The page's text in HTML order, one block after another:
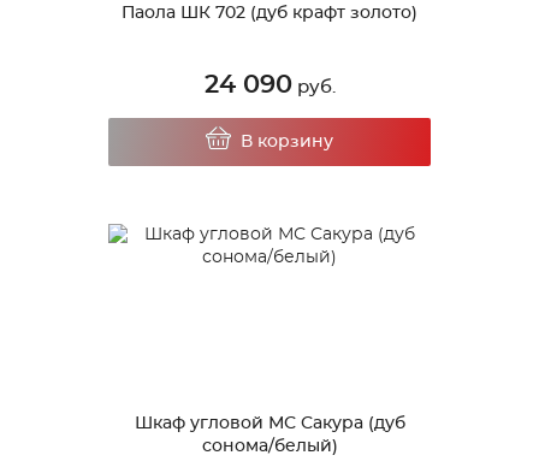
Паола ШК 702 (дуб крафт золото)
24 090руб.
В корзину
Шкаф угловой МС Сакура (дуб
сонома/белый)